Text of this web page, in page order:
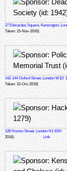
27 Edwardes Square, Kensington,
Taken: 15-Nov-2016)
142-144 Oxford Street, London W1D
Taken: 10-Oct-2019)
128 Hoxton Street, London N1 6SH
2016)
Link